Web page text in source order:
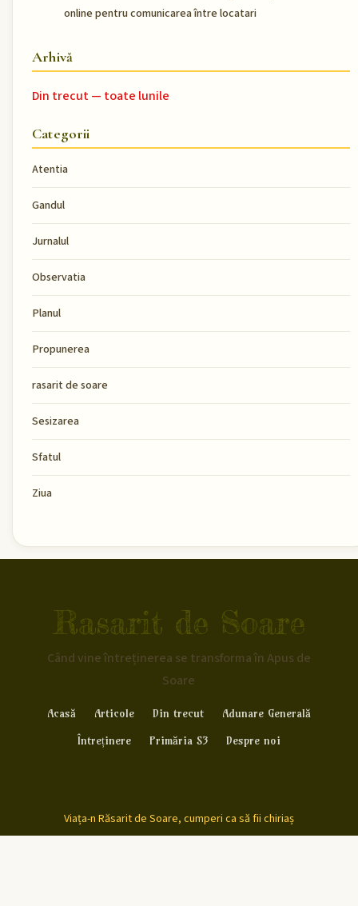
online pentru comunicarea între locatari
Arhivă
Din trecut — toate lunile
Categorii
Atentia
Gandul
Jurnalul
Observatia
Planul
Propunerea
rasarit de soare
Sesizarea
Sfatul
Ziua
Rasarit de Soare
Când vine întreținerea se transforma în Apus de
Soare
Acasă Articole Din trecut
Adunare Generală
Întreținere
Primăria S3 Despre noi
Viața-n Răsarit de Soare, cumperi ca să fii chiriaș